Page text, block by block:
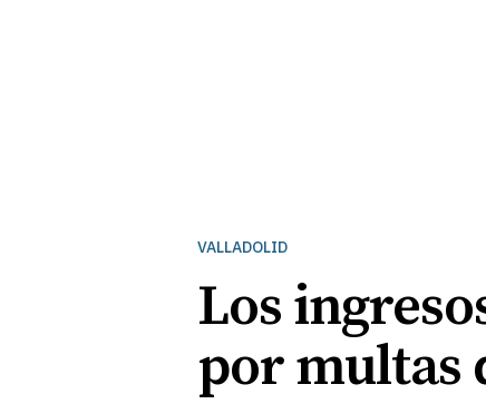
VALLADOLID
Los
por multas